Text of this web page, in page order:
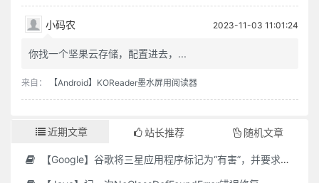
小码农 2023-11-03 11:01:24
你找一个坚果云存储，配置进去，...
来自： 【Android】KOReader墨水屏用阅读器
近期文章 站长推荐 随机文章
【Google】谷歌将三星应用程序标记为“有害”，并要求用户删除它们